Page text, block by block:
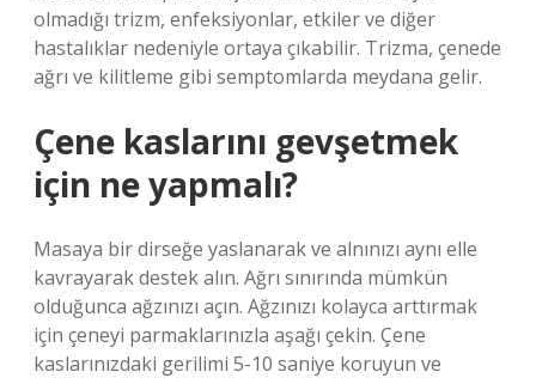
olmadığı trizm, enfeksiyonlar, etkiler ve diğer
hastalıklar nedeniyle ortaya çıkabilir. Trizma, çenede
ağrı ve kilitleme gibi semptomlarda meydana gelir.
Çene kaslarını gevşetmek
için ne yapmalı?
Masaya bir dirseğe yaslanarak ve alnınızı aynı elle
kavrayarak destek alın. Ağrı sınırında mümkün
olduğunca ağzınızı açın. Ağzınızı kolayca arttırmak
için çeneyi parmaklarınızla aşağı çekin. Çene
kaslarınızdaki gerilimi 5-10 saniye koruyun ve